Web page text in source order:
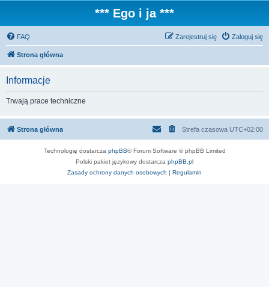
*** Ego i ja ***
FAQ Zaloguj się
Zarejestruj się
Strona główna
Informacje
Trwają prace techniczne
Strona główna Strefa czasowa UTC+02:00
Technologię dostarcza phpBB® Forum Software © phpBB Limited
Polski pakiet językowy dostarcza phpBB.pl
Zasady ochrony danych osobowych | Regulamin